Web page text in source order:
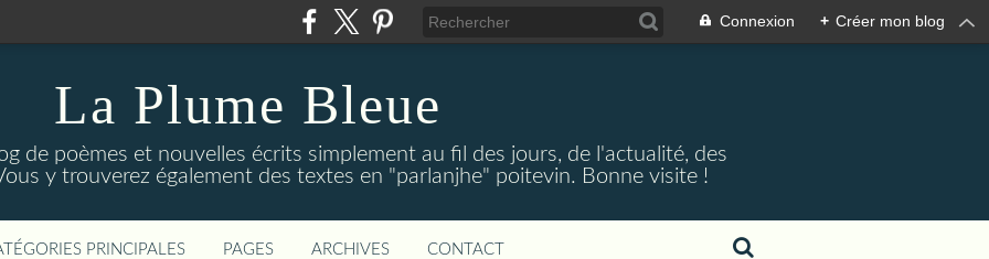
Connexion + Créer mon blog
La Plume Bleue
de poèmes et nouvelles écrits simplement au fil des jours, de l'actualité, des
y trouverez également des textes en "parlanjhe" poitevin. Bonne visite !
PRINCIPALES PAGES ARCHIVES CONTACT